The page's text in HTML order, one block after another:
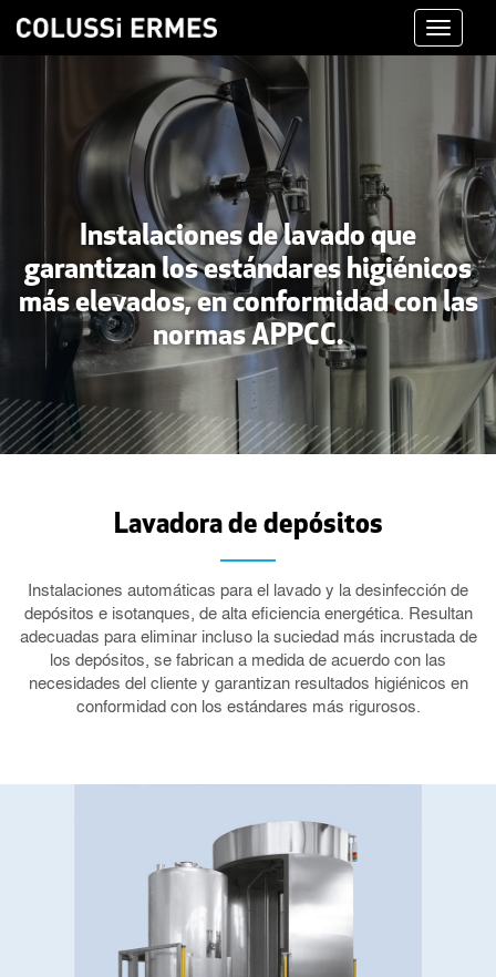
Toggle
Instalaciones de lavado que
garantizan los estándares higiénicos
más elevados, en conformidad con las
normas APPCC.
Lavadora de depósitos
Instalaciones automáticas para el lavado y la desinfección de
depósitos e isotanques, de alta eficiencia energética. Resultan
adecuadas para eliminar incluso la suciedad más incrustada de
los depósitos, se fabrican a medida de acuerdo con las
necesidades del cliente y garantizan resultados higiénicos en
conformidad con los estándares más rigurosos.